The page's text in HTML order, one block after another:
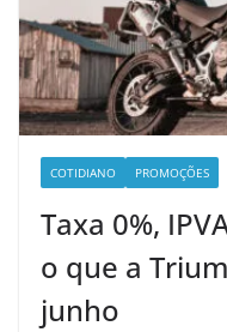
COTIDIANO PROMOÇÕES
Taxa 0%,
o que a
junho